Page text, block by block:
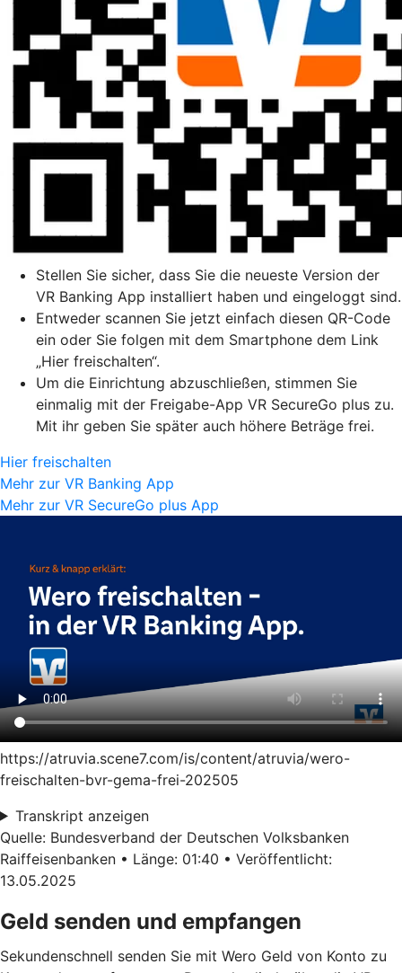
Stellen Sie sicher, dass Sie die neueste Version der
VR Banking App installiert haben und eingeloggt sind.
Entweder scannen Sie jetzt einfach diesen QR-Code
ein oder Sie folgen mit dem Smartphone dem Link
„Hier freischalten“.
Um die Einrichtung abzuschließen, stimmen Sie
einmalig mit der Freigabe-App VR SecureGo plus zu.
Mit ihr geben Sie später auch höhere Beträge frei.
Hier freischalten
Mehr zur VR Banking App
Mehr zur VR SecureGo plus App
https://atruvia.scene7.com/is/content/atruvia/wero-
freischalten-bvr-gema-frei-202505
Transkript anzeigen
Quelle: Bundesverband der Deutschen Volksbanken
Raiffeisenbanken • Länge: 01:40 • Veröffentlicht:
13.05.2025
Geld senden und empfangen
Sekundenschnell senden Sie mit Wero Geld von Konto zu